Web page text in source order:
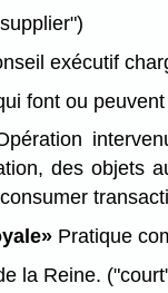
exécutif
font ou
des objets
Pratique
la Reine.